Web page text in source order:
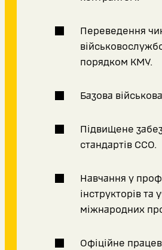
Переведення
порядком КМУ.
Базова
Підвищене
стандартів ССО.
Навчання у
інструкторів та
міжнародних
Офіційне